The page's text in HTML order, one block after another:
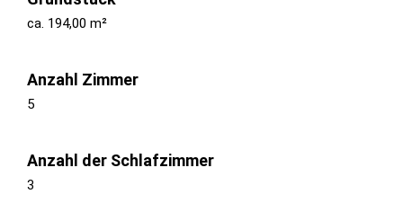
ca. 194,00 m²
Anzahl Zimmer
5
Anzahl der Schlafzimmer
3